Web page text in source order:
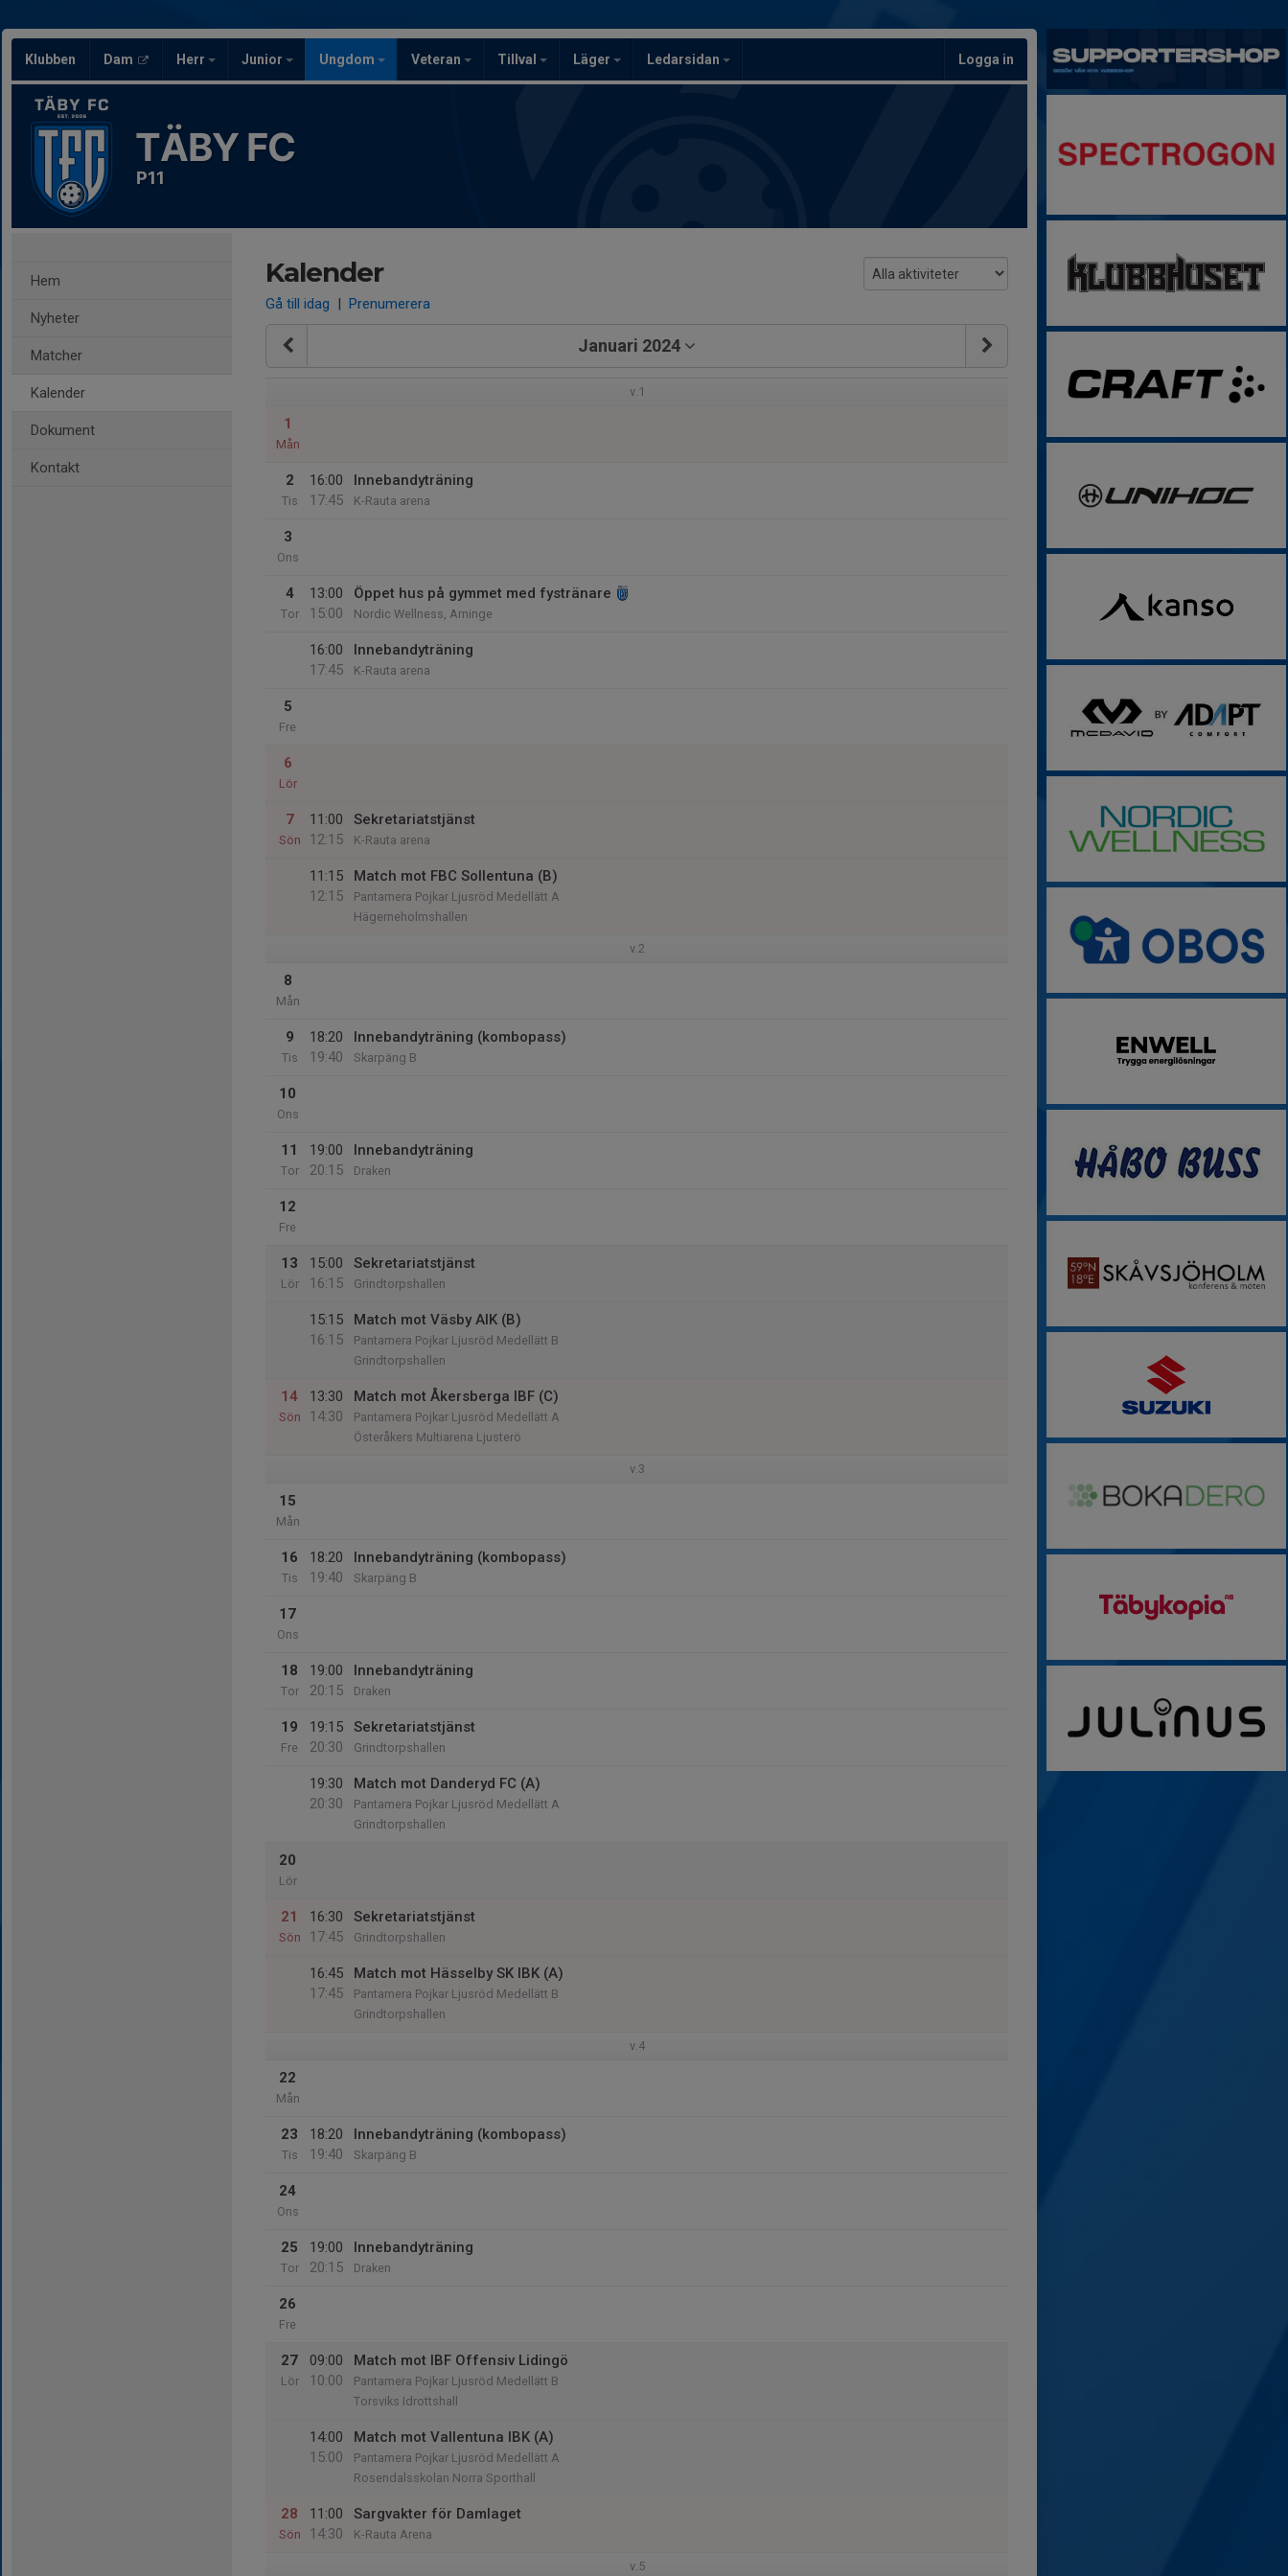
Klubben Dam Herr Junior Ungdom Veteran Tillval Läger Ledarsidan Logga in
TÄBY FC
P11
Hem
Nyheter
Matcher
Kalender
Dokument
Kontakt
Kalender
Gå till idag | Prenumerera
Januari 2024
v.1
1
Mån
2
Tis
16:00
17:45
Innebandyträning
K-Rauta arena
3
Ons
4
Tor
13:00
15:00
Öppet hus på gymmet med fystränare
Nordic Wellness, Arninge
16:00
17:45
Innebandyträning
K-Rauta arena
5
Fre
6
Lör
7
Sön
11:00
12:15
Sekretariatstjänst
K-Rauta arena
11:15
12:15
Match mot FBC Sollentuna (B)
Pantamera Pojkar Ljusröd Medellätt A
Hägerneholmshallen
v.2
8
Mån
9
Tis
18:20
19:40
Innebandyträning (kombopass)
Skarpäng B
10
Ons
11
Tor
19:00
20:15
Innebandyträning
Draken
12
Fre
13
Lör
15:00
16:15
Sekretariatstjänst
Grindtorpshallen
15:15
16:15
Match mot Väsby AIK (B)
Pantamera Pojkar Ljusröd Medellätt B
Grindtorpshallen
14
Sön
13:30
14:30
Match mot Åkersberga IBF (C)
Pantamera Pojkar Ljusröd Medellätt A
Österåkers Multiarena Ljusterö
v.3
15
Mån
16
Tis
18:20
19:40
Innebandyträning (kombopass)
Skarpäng B
17
Ons
18
Tor
19:00
20:15
Innebandyträning
Draken
19
Fre
19:15
20:30
Sekretariatstjänst
Grindtorpshallen
19:30
20:30
Match mot Danderyd FC (A)
Pantamera Pojkar Ljusröd Medellätt A
Grindtorpshallen
20
Lör
21
Sön
16:30
17:45
Sekretariatstjänst
Grindtorpshallen
16:45
17:45
Match mot Hässelby SK IBK (A)
Pantamera Pojkar Ljusröd Medellätt B
Grindtorpshallen
v.4
22
Mån
23
Tis
18:20
19:40
Innebandyträning (kombopass)
Skarpäng B
24
Ons
25
Tor
19:00
20:15
Innebandyträning
Draken
26
Fre
27
Lör
09:00
10:00
Match mot IBF Offensiv Lidingö
Pantamera Pojkar Ljusröd Medellätt B
Torsviks Idrottshall
14:00
15:00
Match mot Vallentuna IBK (A)
Pantamera Pojkar Ljusröd Medellätt A
Rosendalsskolan Norra Sporthall
28
Sön
11:00
14:30
Sargvakter för Damlaget
K-Rauta Arena
v.5